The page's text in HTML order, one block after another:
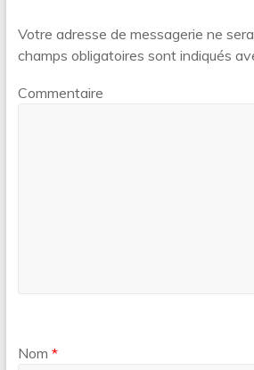
Votre adresse de messagerie ne
champs obligatoires sont indiqués
Commentaire
Nom *